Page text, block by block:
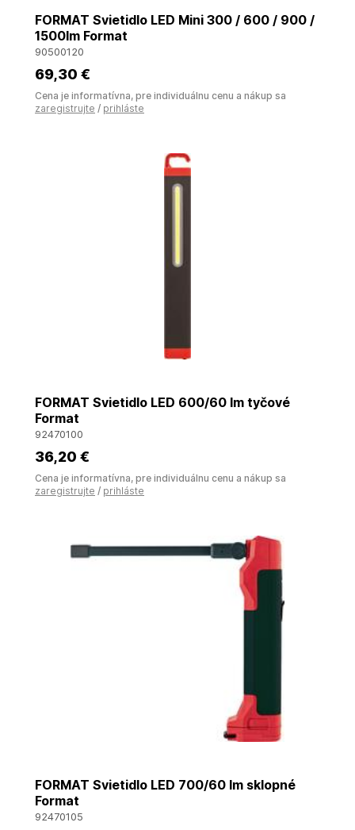
FORMAT Svietidlo LED Mini 300 / 600 / 900 /
1500lm Format
90500120
69,30 €
Cena je informatívna, pre individuálnu cenu a nákup sa
zaregistrujte / prihláste
FORMAT Svietidlo LED 600/60 lm tyčové
Format
92470100
36,20 €
Cena je informatívna, pre individuálnu cenu a nákup sa
zaregistrujte / prihláste
FORMAT Svietidlo LED 700/60 lm sklopné
Format
92470105